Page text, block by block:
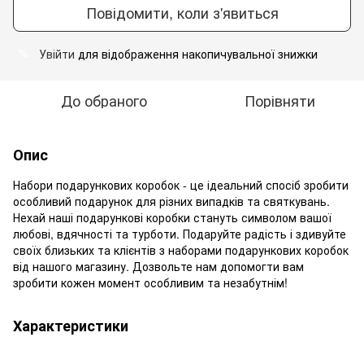
Повідомити, коли з'явиться
Увійти для відображення накопичувальної знижки
До обраного Порівняти
Опис
Набори подарункових коробок - це ідеальний спосіб зробити
особливий подарунок для різних випадків та святкувань.
Нехай наші подарункові коробки стануть символом вашої
любові, вдячності та турботи. Подаруйте радість і здивуйте
своїх близьких та клієнтів з наборами подарункових коробок
від нашого магазину. Дозвольте нам допомогти вам
зробити кожен момент особливим та незабутнім!
Характеристики